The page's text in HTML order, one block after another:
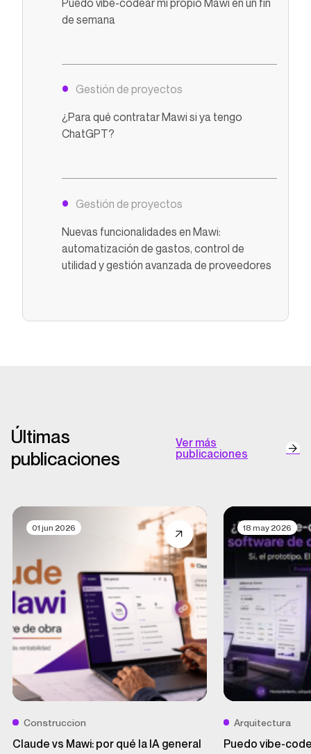
de semana
Gestión de proyectos
¿Para qué contratar Mawi si ya tengo
ChatGPT?
Gestión de proyectos
Nuevas funcionalidades en Mawi:
automatización de gastos, control de
utilidad y gestión avanzada de proveedores
Últimas
publicaciones
Ver más
publicaciones
01 jun 2026
Construccion
Claude vs Mawi: por qué la IA general
18 may 2026
Arquitectura
Puedo vibe-